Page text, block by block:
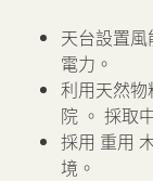
天台設置
電力。
利用天然
院 。 採取
採用 重用
境。